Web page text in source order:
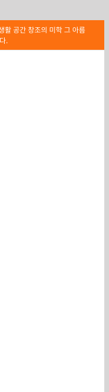
활 공간 창조의 미학 그 아름
.